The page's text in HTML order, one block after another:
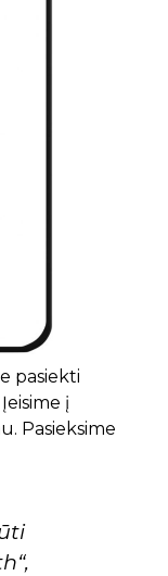
pasiekti
į
Pasieksime